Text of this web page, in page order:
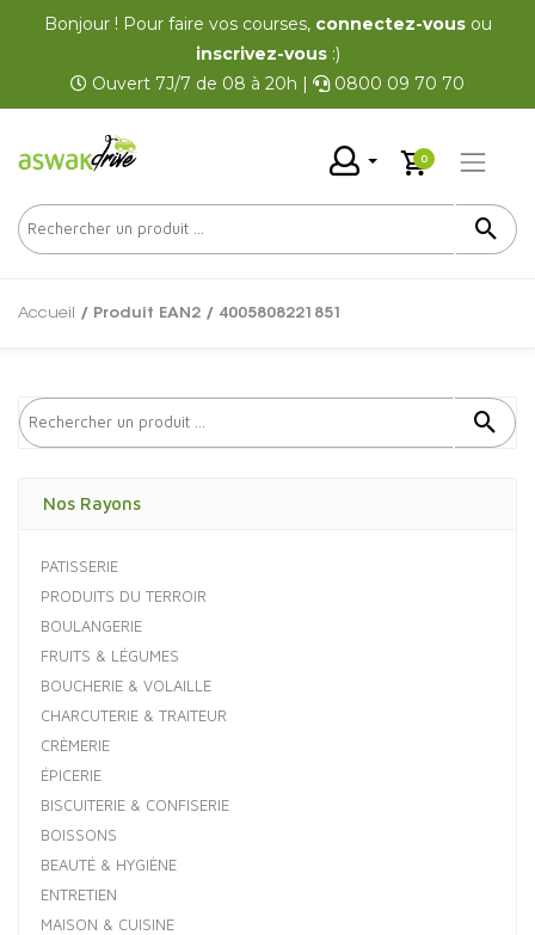
Bonjour ! Pour faire vos courses, connectez-vousou
inscrivez-vous:)
Ouvert 7J/7 de 08 à 20h |
0800 09 70 70
0
Accueil / Produit EAN2 / 4005808221851
Nos Rayons
PATISSERIE
PRODUITS DU TERROIR
BOULANGERIE
FRUITS & LÉGUMES
BOUCHERIE & VOLAILLE
CHARCUTERIE & TRAITEUR
CRÈMERIE
ÉPICERIE
BISCUITERIE & CONFISERIE
BOISSONS
BEAUTÉ & HYGIÈNE
ENTRETIEN
MAISON & CUISINE